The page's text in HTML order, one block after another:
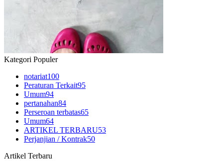
Kategori Populer
notariat100
Peraturan Terkait95
Umum94
pertanahan84
Perseroan terbatas65
Umum64
ARTIKEL TERBARU53
Perjanjian / Kontrak50
Artikel Terbaru